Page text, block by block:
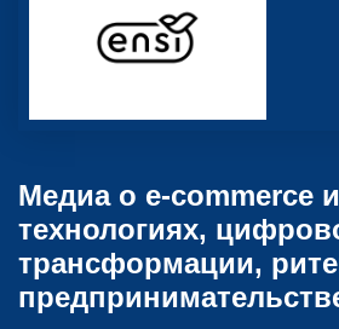
Медиа о e-commerce
технологиях,
трансформации,